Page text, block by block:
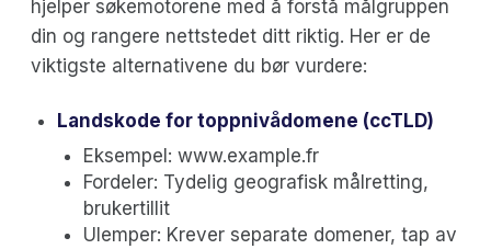
hjelper søkemotorene med å forstå målgruppen
din og rangere nettstedet ditt riktig. Her er de
viktigste alternativene du bør vurdere:
Landskode for toppnivådomene (ccTLD)
Eksempel: www.example.fr
Fordeler: Tydelig geografisk målretting,
brukertillit
Ulemper: Krever separate domener, tap av